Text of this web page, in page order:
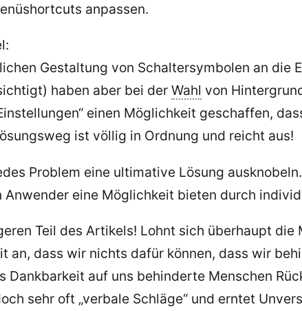
anpassen.
Gestaltung von Schaltersymbolen an die
haben aber bei der Wahl von
einen Möglichkeit geschaffen,
ist völlig in Ordnung und reicht aus!
Problem eine ultimative Lösung
eine Möglichkeit bieten durch
Teil des Artikels! Lohnt sich überhaupt
an, dass wir nichts dafür können, dass wir
Dankbarkeit auf uns behinderte Menschen
sehr oft „verbale Schläge“ und erntet